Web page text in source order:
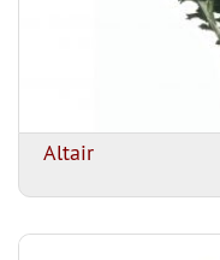
Altair